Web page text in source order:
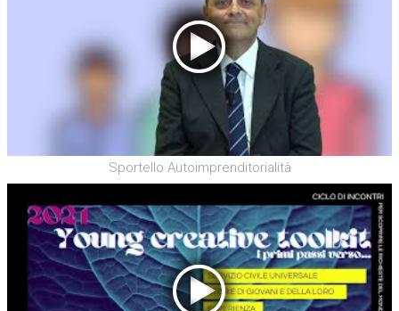
Sportello Autoimprenditorialità